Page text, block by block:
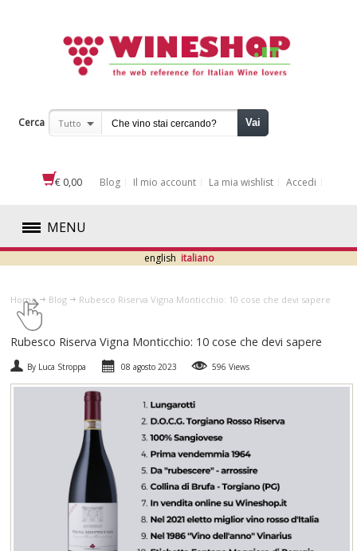
Cerca Tutto Vai
€ 0,00 Blog Il mio account La mia wishlist Accedi
MENU
ROSSI
BIANCHI
ROSATI
SPUMANTI
NON SOLO VINO
WINESHOP.IT
english italiano
Home Blog ​Rubesco Riserva Vigna Monticchio: 10 cose che devi sapere
​Rubesco Riserva Vigna Monticchio: 10 cose che devi sapere
By Luca Stroppa 08 agosto 2023 596 Views